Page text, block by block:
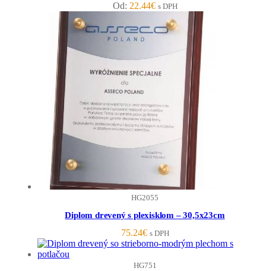
Od: 22.44€ s DPH
HG2055
Diplom drevený s plexisklom – 30,5x23cm
75.24€ s DPH
HG751